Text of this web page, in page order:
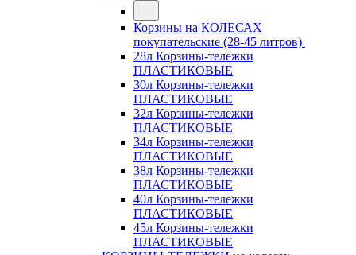
Корзины на КОЛЕСАХ
покупательские (28-45 литров)
28л Корзины-тележки
ПЛАСТИКОВЫЕ
30л Корзины-тележки
ПЛАСТИКОВЫЕ
32л Корзины-тележки
ПЛАСТИКОВЫЕ
34л Корзины-тележки
ПЛАСТИКОВЫЕ
38л Корзины-тележки
ПЛАСТИКОВЫЕ
40л Корзины-тележки
ПЛАСТИКОВЫЕ
45л Корзины-тележки
ПЛАСТИКОВЫЕ